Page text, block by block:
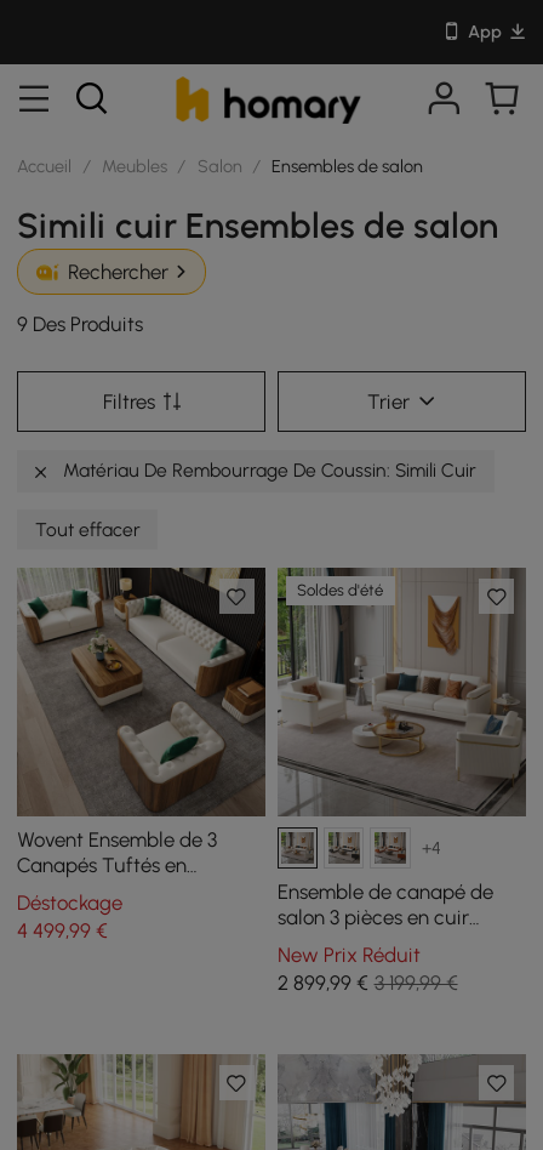
App
Accueil / Meubles / Salon / Ensembles de salon
Simili cuir Ensembles de salon
Rechercher
9 Des Produits
Filtres Trier
Matériau De Rembourrage De Coussin: Simili Cuir
Tout effacer
Wovent Ensemble de 3
Canapés Tuftés en
Similicuir Beige Moderne
Déstockage
4 499,99 €
Soldes d'été
+4
Ensemble de canapé de
salon 3 pièces en cuir
moderne Vertex
New Prix Réduit
2 899,99€ 3 199,99 €